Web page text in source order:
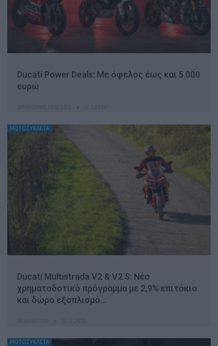
Ducati Power Deals: Με όφελος έως και 5.000
ευρώ
ΜΟΤΟΣΥΚΛΕΤΑ
Ducati Multistrada V2 & V2 S: Νέο
χρηματοδοτικό πρόγραμμα με 2,9% επιτόκιο
και δώρο εξοπλισμό…
ΜΟΤΟΣΥΚΛΕΤΑ